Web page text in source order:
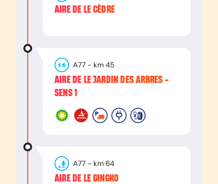
AIRE DE LE CÈDRE
A77 - km 45
AIRE DE LE JARDIN DES ARBRES -
SENS 1
A77 - km 64
AIRE DE LE GINGKO